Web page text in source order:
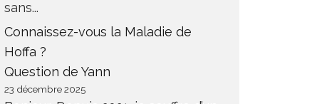
sans...
Connaissez-vous la Maladie de
Hoffa ?
Question de Yann
23 décembre 2025